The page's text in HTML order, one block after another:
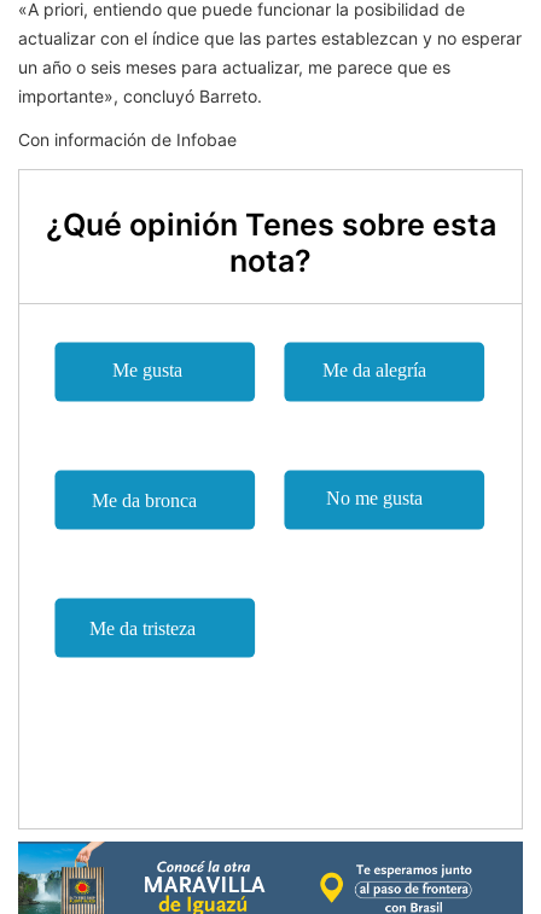
«A priori, entiendo que puede funcionar la posibilidad de
actualizar con el índice que las partes establezcan y no esperar
un año o seis meses para actualizar, me parece que es
importante», concluyó Barreto.
Con información de Infobae
¿Qué opinión Tenes sobre esta
nota?